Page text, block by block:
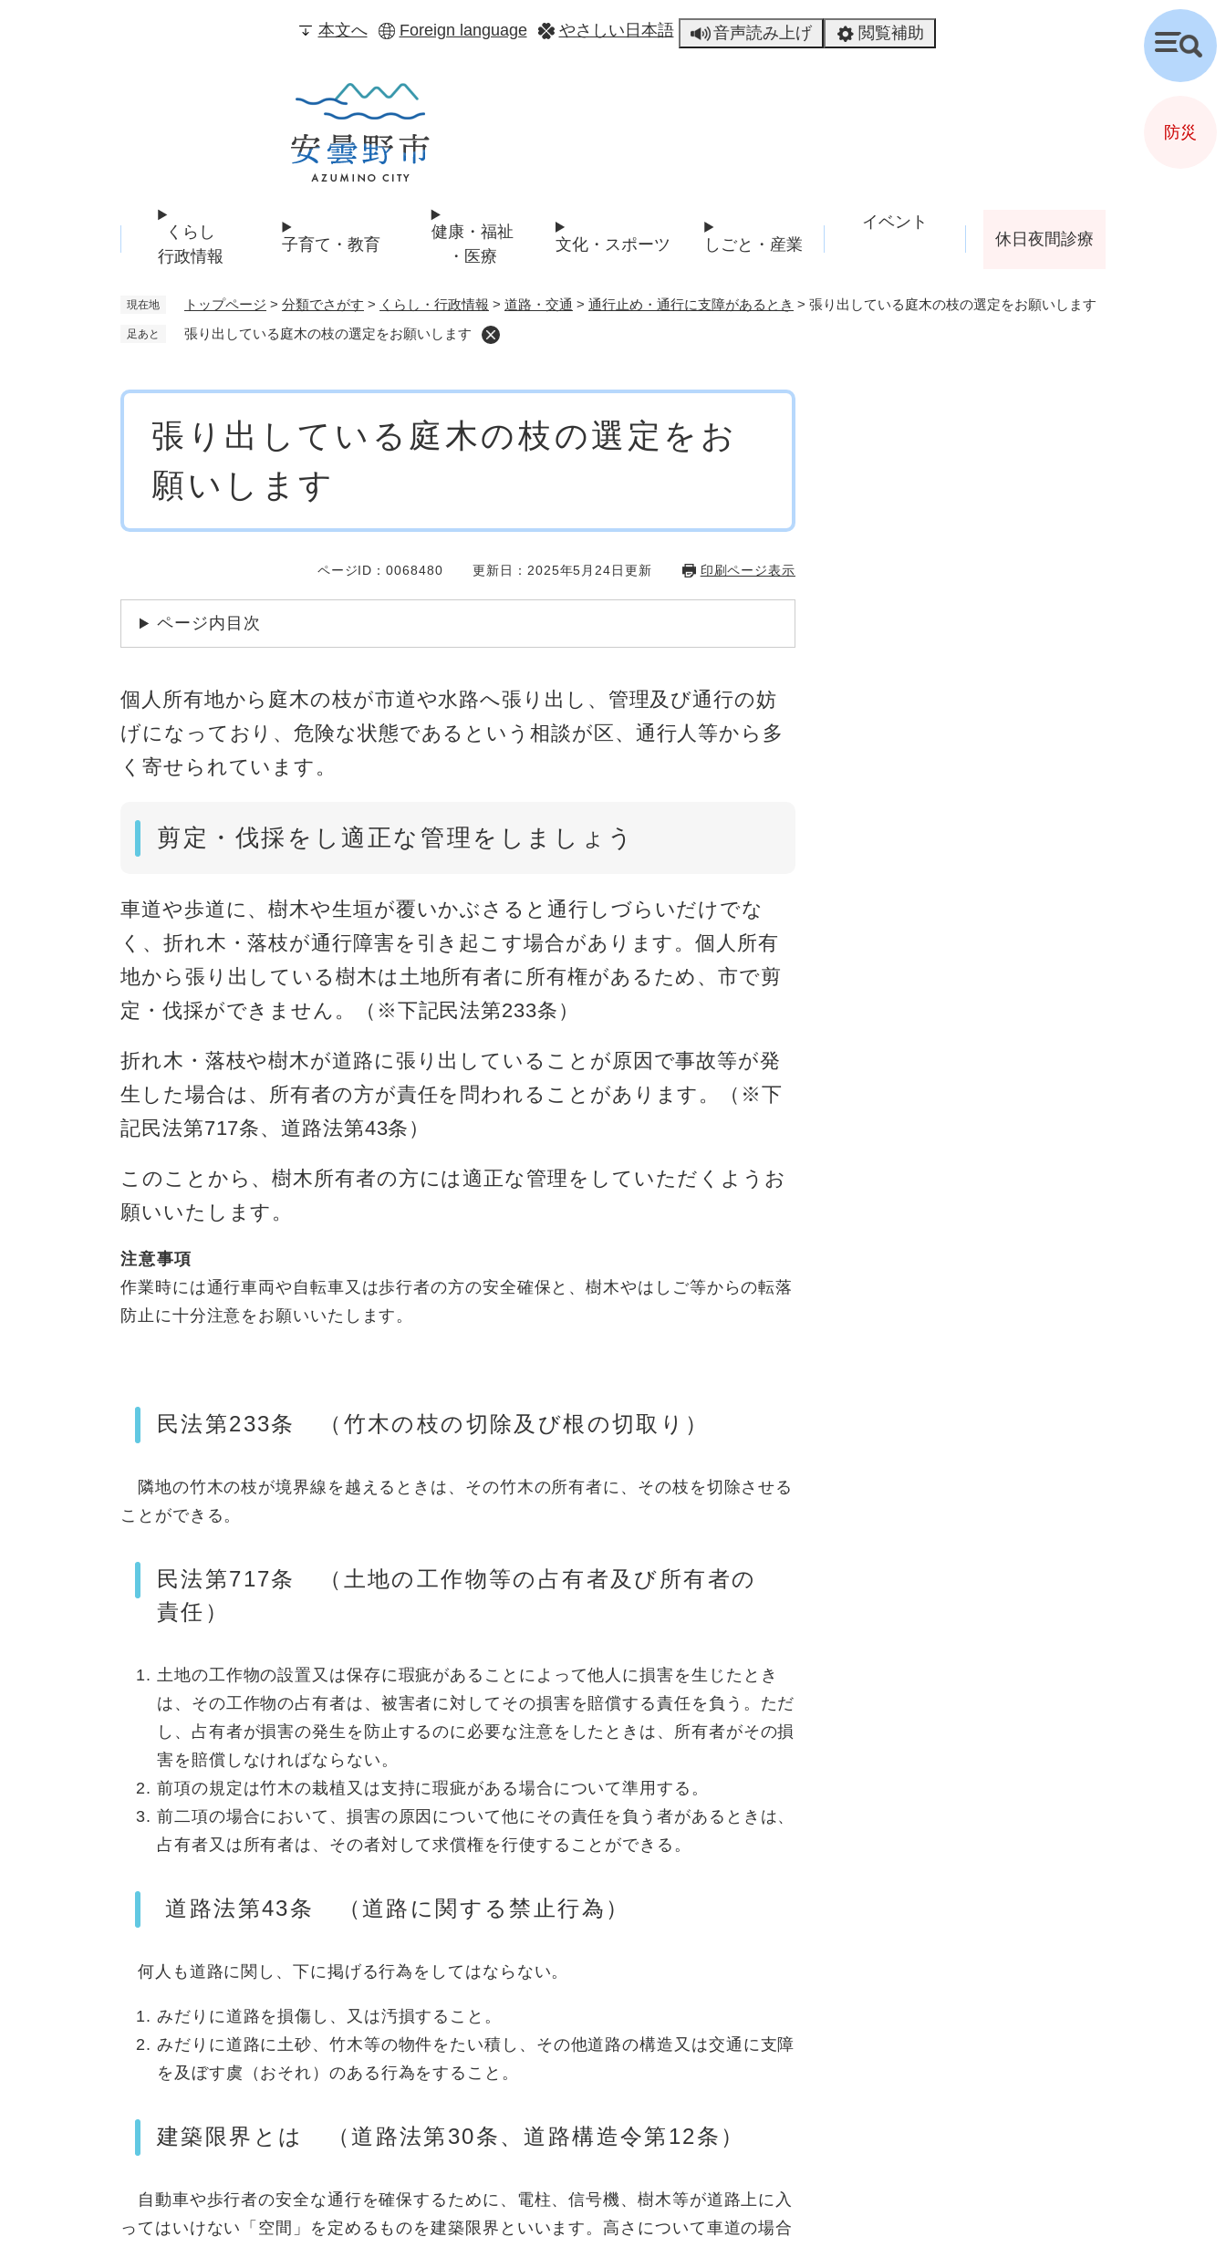
本文へ Foreign language やさしい日本語 音声読み上げ 閲覧補助
くらし
行政情報
子育て・教育
健康・福祉
・医療
文化・スポーツ しごと・産業
イベント
休日夜間診療
現在地 トップページ > 分類でさがす > くらし・行政情報 > 道路・交通 > 通行止め・通行に支障があるとき > 張り出している庭木の枝の選定をお願いします
足あと 張り出している庭木の枝の選定をお願いします
張り出している庭木の枝の選定をお
願いします
ページID：0068480 更新日：2025年5月24日更新 印刷ページ表示
ページ内目次
個人所有地から庭木の枝が市道や水路へ張り出し、管理及び通行の妨
げになっており、危険な状態であるという相談が区、通行人等から多
く寄せられています。
剪定・伐採をし適正な管理をしましょう
車道や歩道に、樹木や生垣が覆いかぶさると通行しづらいだけでな
く、折れ木・落枝が通行障害を引き起こす場合があります。個人所有
地から張り出している樹木は土地所有者に所有権があるため、市で剪
定・伐採ができません。（※下記民法第233条）
折れ木・落枝や樹木が道路に張り出していることが原因で事故等が発
生した場合は、所有者の方が責任を問われることがあります。（※下
記民法第717条、道路法第43条）
このことから、樹木所有者の方には適正な管理をしていただくようお
願いいたします。
注意事項
作業時には通行車両や自転車又は歩行者の方の安全確保と、樹木やはしご等からの転落
防止に十分注意をお願いいたします。
民法第233条 （竹木の枝の切除及び根の切取り）
隣地の竹木の枝が境界線を越えるときは、その竹木の所有者に、その枝を切除させる
ことができる。
民法第717条 （土地の工作物等の占有者及び所有者の
責任）
土地の工作物の設置又は保存に瑕疵があることによって他人に損害を生じたとき
は、その工作物の占有者は、被害者に対してその損害を賠償する責任を負う。ただ
し、占有者が損害の発生を防止するのに必要な注意をしたときは、所有者がその損
害を賠償しなければならない。
前項の規定は竹木の栽植又は支持に瑕疵がある場合について準用する。
前二項の場合において、損害の原因について他にその責任を負う者があるときは、
占有者又は所有者は、その者対して求償権を行使することができる。
道路法第43条 （道路に関する禁止行為）
何人も道路に関し、下に掲げる行為をしてはならない。
みだりに道路を損傷し、又は汚損すること。
みだりに道路に土砂、竹木等の物件をたい積し、その他道路の構造又は交通に支障
を及ぼす虞（おそれ）のある行為をすること。
建築限界とは （道路法第30条、道路構造令第12条）
自動車や歩行者の安全な通行を確保するために、電柱、信号機、樹木等が道路上に入
ってはいけない「空間」を定めるものを建築限界といいます。高さについて車道の場合
検
索
防災